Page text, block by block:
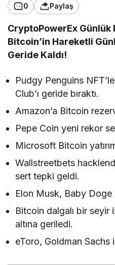
0 Paylaş
CryptoPowerEx Günlük
Bitcoin’in Hareketli
Geride Kaldı!
Pudgy Penguins
Club’ı geride bıraktı.
Amazon’a Bitcoin
Pepe Coin yeni rekor
Microsoft Bitcoin
Wallstreetbets
sert tepki geldi.
Elon Musk, Baby Doge
Bitcoin dalgalı bir seyir
altına geriledi.
eToro, Goldman Sachs